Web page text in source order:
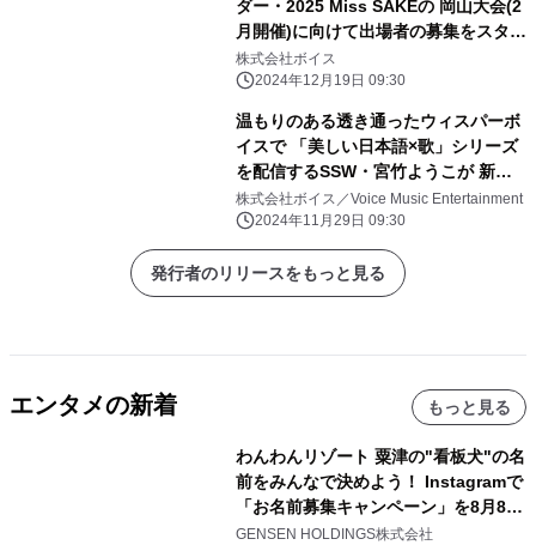
ダー・2025 Miss SAKEの 岡山大会(2
月開催)に向けて出場者の募集をスター
ト！
株式会社ボイス
2024年12月19日 09:30
温もりのある透き通ったウィスパーボ
イスで 「美しい日本語×歌」シリーズ
を配信するSSW・宮竹ようこが 新曲
「揺蕩うように」11月30日リリース！
株式会社ボイス／Voice Music Entertainment
2024年11月29日 09:30
発行者のリリースをもっと見る
エンタメの新着 もっと見る
わんわんリゾート 粟津の"看板犬"の名
前をみんなで決めよう！ Instagramで
「お名前募集キャンペーン」を8月8日
(土)より開催
GENSEN HOLDINGS株式会社